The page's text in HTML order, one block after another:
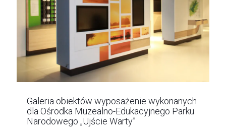
Galeria obiektów wyposażenie wykonanych
dla Ośrodka Muzealno-Edukacyjnego Parku
Narodowego „Ujście Warty”